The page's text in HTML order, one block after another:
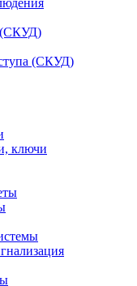
(СКУД)
(СКУД)
ключи